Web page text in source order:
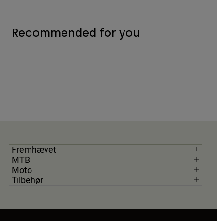
Recommended for you
Fremhævet
MTB
Moto
Tilbehør